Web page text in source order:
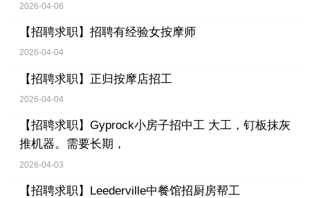
2026-04-06
【招聘求职】 招聘有经验女按摩师
2026-04-04
【招聘求职】 正归按摩店招工
2026-04-04
【招聘求职】 Gyprock小房子招中工 大工，钉板抹灰
推机器。需要长期，
2026-04-03
【招聘求职】 Leederville中餐馆招厨房帮工